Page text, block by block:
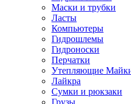
Маски и трубки
Ласты
Компьютеры
Гидрошлемы
Гидроноски
Перчатки
Утепляющие
Лайкра
Сумки и рюкзаки
Грузы